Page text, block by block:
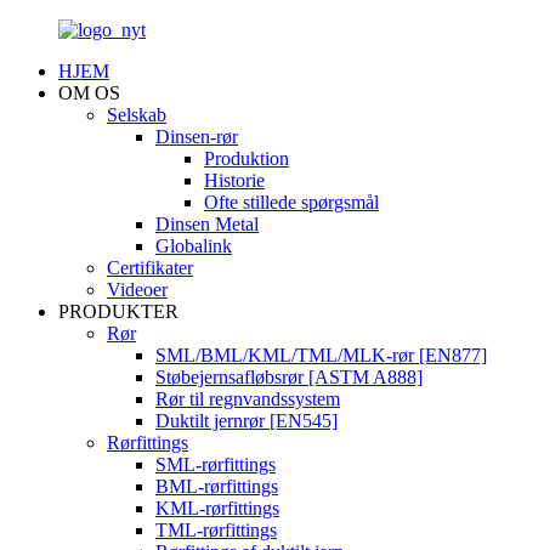
HJEM
OM OS
Selskab
Dinsen-rør
Produktion
Historie
Ofte stillede spørgsmål
Dinsen Metal
Globalink
Certifikater
Videoer
PRODUKTER
Rør
SML/BML/KML/TML/MLK-rør [EN877]
Støbejernsafløbsrør [ASTM A888]
Rør til regnvandssystem
Duktilt jernrør [EN545]
Rørfittings
SML-rørfittings
BML-rørfittings
KML-rørfittings
TML-rørfittings